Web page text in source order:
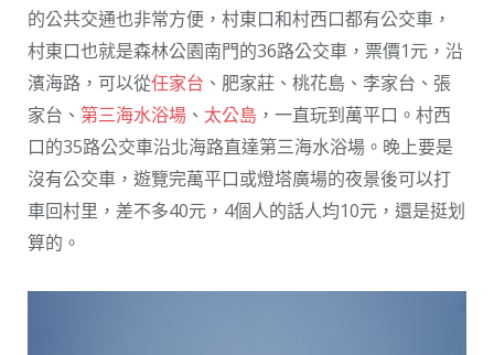
的公共交通也非常方便，村東口和村西口都有公交車，
村東口也就是森林公園南門的36路公交車，票價1元，沿
濱海路，可以從任家台 、肥家莊、桃花島、李家台、張
家台、 第三海水浴場 、 太公島 ，一直玩到萬平口。村西
口的35路公交車沿北海路直達第三海水浴場。晚上要是
沒有公交車，遊覽完萬平口或燈塔廣場的夜景後可以打
車回村里，差不多40元，4個人的話人均10元，還是挺划
算的。